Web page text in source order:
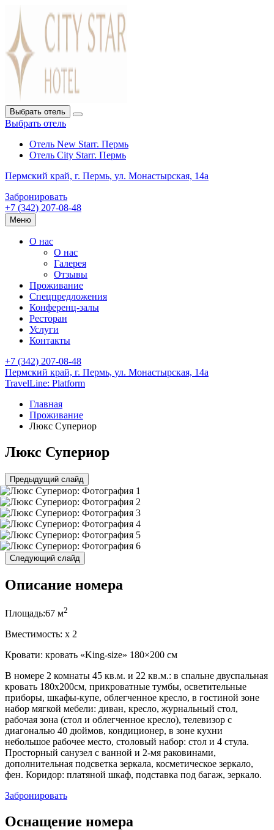
Выбрать отель
Выбрать отель
Отель New Starг. Пермь
Отель City Starг. Пермь
Пермский край, г. Пермь, ул. Монастырская, 14а
Забронировать
+7 (342) 207-08-48
Меню
О нас
О нас
Галерея
Отзывы
Проживание
Спецпредложения
Конференц-залы
Ресторан
Услуги
Контакты
+7 (342) 207-08-48
Пермский край, г. Пермь, ул. Монастырская, 14а
TravelLine: Platform
Главная
Проживание
Люкс Супериор
Люкс Супериор
Предыдущий слайд
Следующий слайд
Описание номера
Площадь:67 м2
Вместимость: x 2
Кровати: кровать «King-size» 180×200 см
В номере 2 комнаты 45 кв.м. и 22 кв.м.: в спальне двуспальная
кровать 180х200см, прикроватные тумбы, осветительные
приборы, шкафы-купе, облегченное кресло, в гостиной зоне
набор мягкой мебели: диван, кресло, журнальный стол,
рабочая зона (стол и облегченное кресло), телевизор с
диагональю 40 дюймов, кондиционер, в зоне кухни
небольшое рабочее место, столовый набор: стол и 4 стула.
Просторный санузел с ванной и 2-мя раковинами,
дополнительная подсветка зеркала, косметическое зеркало,
фен. Коридор: платяной шкаф, подставка под багаж, зеркало.
Забронировать
Оснащение номера